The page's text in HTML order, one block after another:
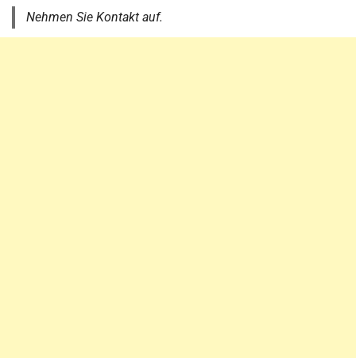
Nehmen Sie Kontakt auf.